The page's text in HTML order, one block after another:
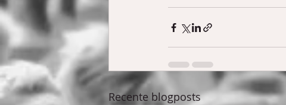
Recente blogposts